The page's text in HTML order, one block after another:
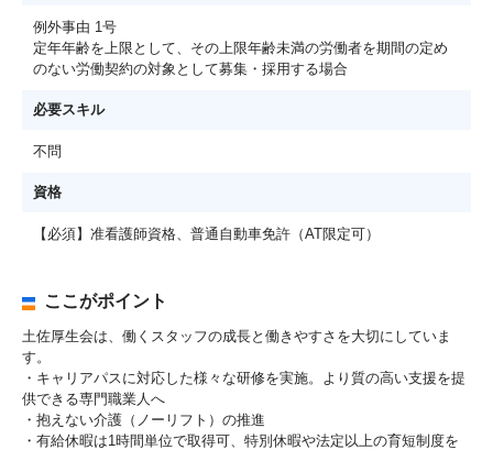
例外事由 1号
定年年齢を上限として、その上限年齢未満の労働者を期間の定め
のない労働契約の対象として募集・採用する場合
必要スキル
不問
資格
【必須】准看護師資格、普通自動車免許（AT限定可）
ここがポイント
土佐厚生会は、働くスタッフの成長と働きやすさを大切にしていま
す。
・キャリアパスに対応した様々な研修を実施。より質の高い支援を提
供できる専門職業人へ
・抱えない介護（ノーリフト）の推進
・有給休暇は1時間単位で取得可、特別休暇や法定以上の育短制度を